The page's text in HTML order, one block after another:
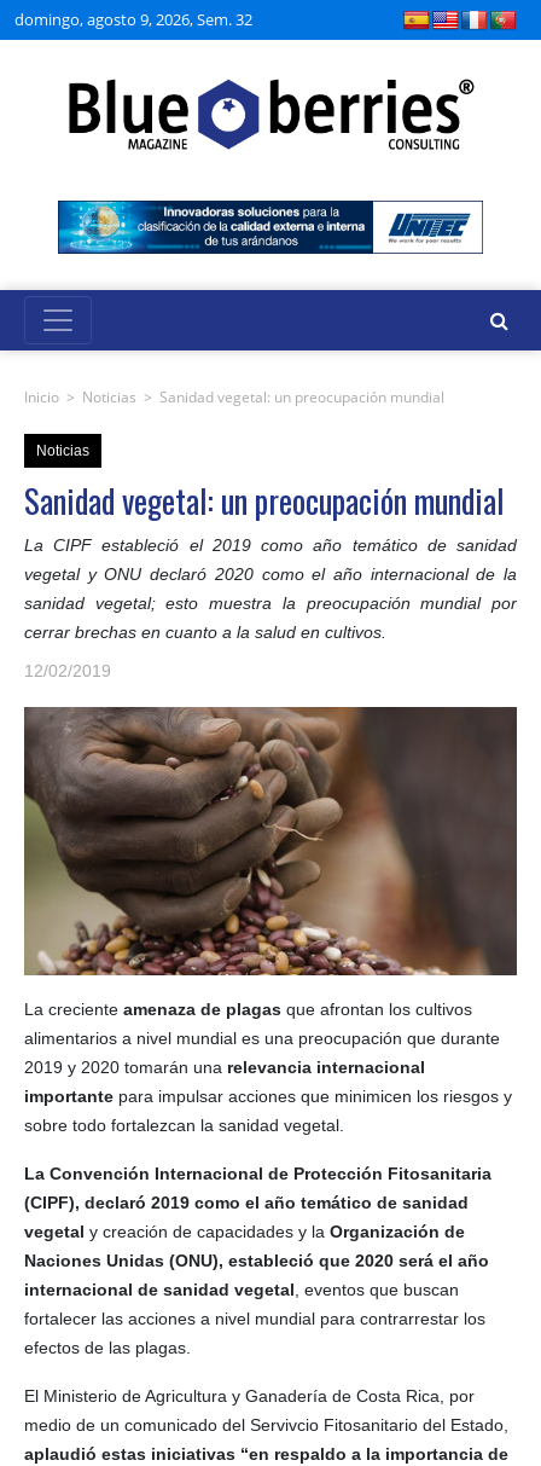
domingo, agosto 9, 2026, Sem. 32
Inicio > Noticias > Sanidad vegetal: un preocupación mundial
Noticias
Sanidad vegetal: un preocupación mundial
La CIPF estableció el 2019 como año temático de sanidad
vegetal y ONU declaró 2020 como el año internacional de la
sanidad vegetal; esto muestra la preocupación mundial por
cerrar brechas en cuanto a la salud en cultivos.
12/02/2019
La creciente amenaza de plagas que afrontan los cultivos
alimentarios a nivel mundial es una preocupación que durante
2019 y 2020 tomarán una relevancia internacional
importante para impulsar acciones que minimicen los riesgos y
sobre todo fortalezcan la sanidad vegetal.
La Convención Internacional de Protección Fitosanitaria
(CIPF), declaró 2019 como el año temático de sanidad
vegetal y creación de capacidades y la Organización de
Naciones Unidas (ONU), estableció que 2020 será el año
internacional de sanidad vegetal , eventos que buscan
fortalecer las acciones a nivel mundial para contrarrestar los
efectos de las plagas.
El Ministerio de Agricultura y Ganadería de Costa Rica, por
medio de un comunicado del Servivcio Fitosanitario del Estado,
aplaudió estas iniciativas “en respaldo a la importancia de